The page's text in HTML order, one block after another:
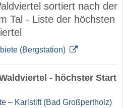
sortiert nach der
Tal - Liste der höchsten
(Bergstation)
- höchster Start
– Karlstift (Bad Großpertholz)